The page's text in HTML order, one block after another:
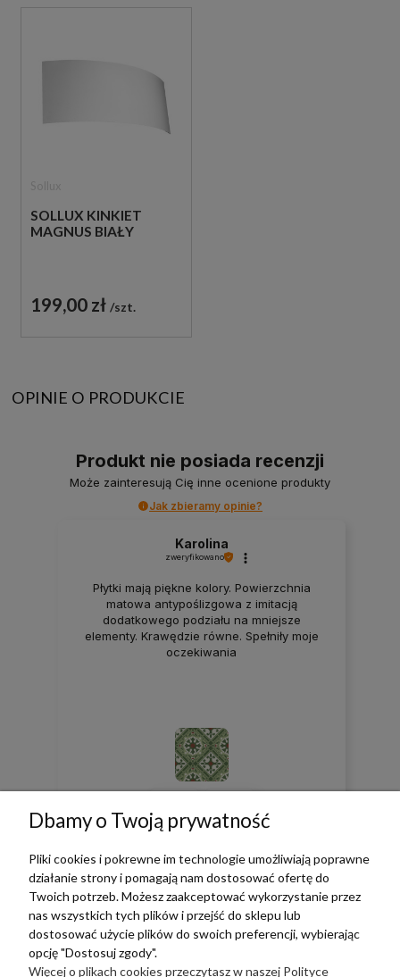
SOLLUX KINKIET
MAGNUS BIAŁY
199,00 zł szt.
OPINIE O PRODUKCIE
Produkt nie posiada recenzji
Może zainteresują Cię inne ocenione produkty
Jak zbieramy opinie?
Karolina
zweryfikowano
Płytki mają piękne kolory. Powierzchnia
matowa antypoślizgowa z imitacją
dodatkowego podziału na mniejsze
elementy. Krawędzie równe. Spełniły moje
oczekiwania
zebranych i zweryfikowanych przez
Dbamy o Twoją prywatność
Pliki cookies i pokrewne im technologie umożliwiają poprawne
działanie strony i pomagają nam dostosować ofertę do
Twoich potrzeb. Możesz zaakceptować wykorzystanie przez
nas wszystkich tych plików i przejść do sklepu lub
dostosować użycie plików do swoich preferencji, wybierając
opcję "Dostosuj zgody".
Więcej o plikach cookies przeczytasz w naszej Polityce